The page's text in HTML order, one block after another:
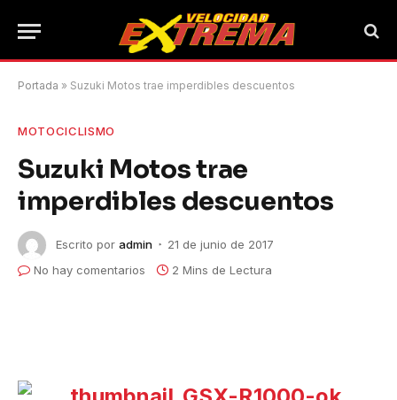
Portada » Suzuki Motos trae imperdibles descuentos
MOTOCICLISMO
Suzuki Motos trae
imperdibles descuentos
Escrito por admin
21 de junio de 2017
No hay comentarios
2 Mins de Lectura